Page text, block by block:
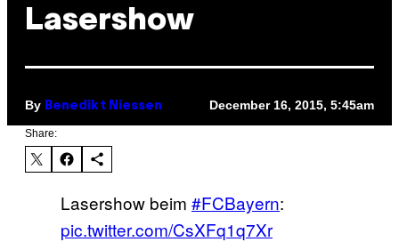
Lasershow
By Benedikt Niessen December 16, 2015, 5:45am
Share:
Lasershow beim #FCBayern:
pic.twitter.com/CsXFq1q7Xr